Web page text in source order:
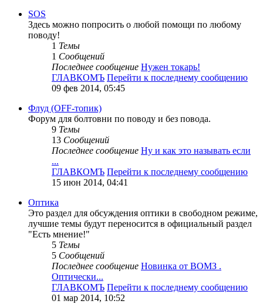
SOS
Здесь можно попросить о любой помощи по любому
поводу!
1 Темы
1 Сообщений
Последнее сообщение Нужен токарь!
ГЛАВКОМЪ Перейти к последнему сообщению
09 фев 2014, 05:45
Флуд (OFF-топик)
Форум для болтовни по поводу и без повода.
9 Темы
13 Сообщений
Последнее сообщение Ну и как это называть если
...
ГЛАВКОМЪ Перейти к последнему сообщению
15 июн 2014, 04:41
Оптика
Это раздел для обсуждения оптики в свободном режиме,
лучшие темы будут переносится в официальный раздел
"Есть мнение!"
5 Темы
5 Сообщений
Последнее сообщение Новинка от ВОМЗ .
Оптически...
ГЛАВКОМЪ Перейти к последнему сообщению
01 мар 2014, 10:52